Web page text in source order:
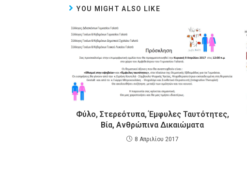
YOU MIGHT ALSO LIKE
Φύλο, Στερεότυπα, Έμφυλες Ταυτότητες,
Βία, Ανθρώπινα Δικαιώματα
8 Απριλίου 2017